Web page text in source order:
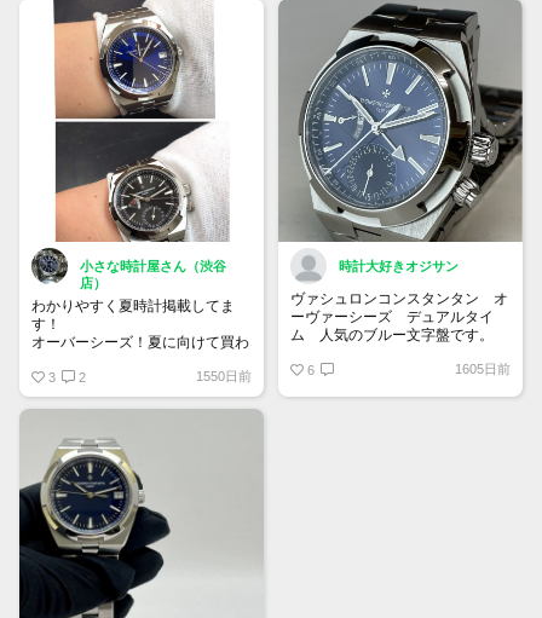
小さな時計屋さん（渋谷
店）
わかりやすく夏時計掲載してま
す！
オーバーシーズ！夏に向けて買わ
他にもデイトジャスト、バッドマ
ン、オーデマピゲ、新規掲載しま
3 2 1550日前
時計大好きオジサン
ヴァシュロンコンスタンタン オ
ーヴァーシーズ デュアルタイ
ム 人気のブルー文字盤です。
6 1605日前